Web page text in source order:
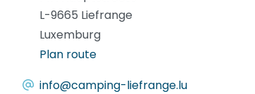
L-9665 Liefrange
Luxemburg
Plan route
info@camping-liefrange.lu